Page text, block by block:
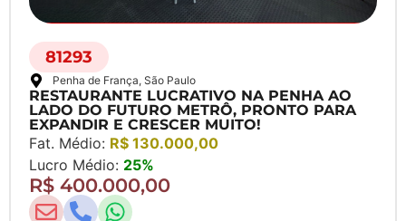
81293
Penha de França, São Paulo
RESTAURANTE LUCRATIVO NA PENHA AO
LADO DO FUTURO METRÔ, PRONTO PARA
EXPANDIR E CRESCER MUITO!
Fat. Médio: R$ 130.000,00
Lucro Médio: 25%
R$ 400.000,00